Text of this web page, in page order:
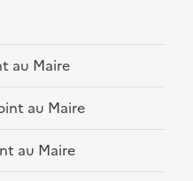
au Maire
au Maire
au Maire